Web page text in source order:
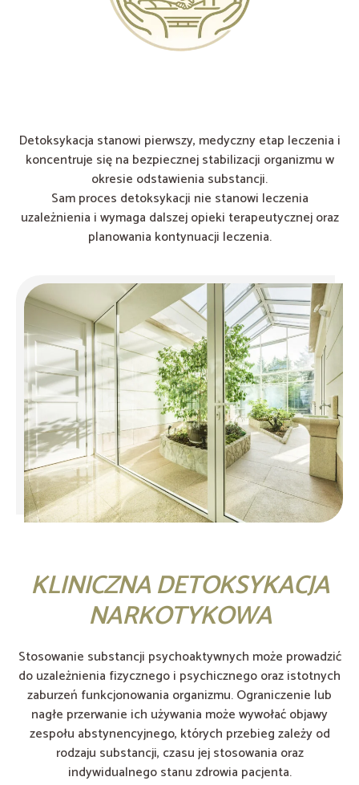
Detoksykacja stanowi pierwszy, medyczny etap leczenia i
koncentruje się na bezpiecznej stabilizacji organizmu w
okresie odstawienia substancji.
Sam proces detoksykacji nie stanowi leczenia
uzależnienia i wymaga dalszej opieki terapeutycznej oraz
planowania kontynuacji leczenia.
KLINICZNA DETOKSYKACJA
NARKOTYKOWA
Stosowanie substancji psychoaktywnych może prowadzić
do uzależnienia fizycznego i psychicznego oraz istotnych
zaburzeń funkcjonowania organizmu. Ograniczenie lub
nagłe przerwanie ich używania może wywołać objawy
zespołu abstynencyjnego, których przebieg zależy od
rodzaju substancji, czasu jej stosowania oraz
indywidualnego stanu zdrowia pacjenta.